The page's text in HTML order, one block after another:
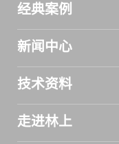
经典案例
新闻中心
技术资料
走进林上